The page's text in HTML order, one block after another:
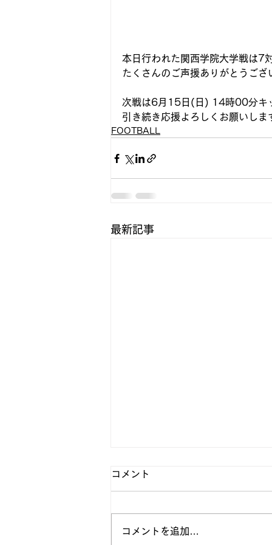
本日行われた関西学院大学戦は7
たくさんのご声援ありがとうござ
次戦は6月15日(日) 14時00分キ
引き続き応援よろしくお願いしま
FOOTBALL
最新記事
コメント
コメントを追加…